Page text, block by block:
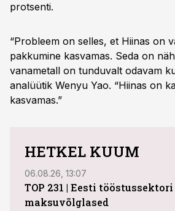
protsenti.
“Probleem on selles, et Hiinas on
pakkumine kasvamas. Seda on
vanametall on tunduvalt odavam
analüütik Wenyu Yao. “Hiinas on
kasvamas.”
HETKEL KUUM
06.08.26, 13:07
TOP 231 | Eesti
maksuvõlglased